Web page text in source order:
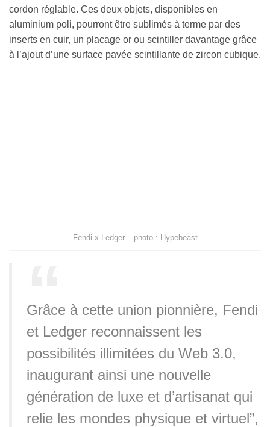
cordon réglable. Ces deux objets, disponibles en
aluminium poli, pourront être sublimés à terme par des
inserts en cuir, un placage or ou scintiller davantage grâce
à l’ajout d’une surface pavée scintillante de zircon cubique.
Fendi x Ledger – photo : Hypebeast
Grâce à cette union pionnière, Fendi
et Ledger reconnaissent les
possibilités illimitées du Web 3.0,
inaugurant ainsi une nouvelle
génération de luxe et d’artisanat qui
relie les mondes physique et virtuel”,